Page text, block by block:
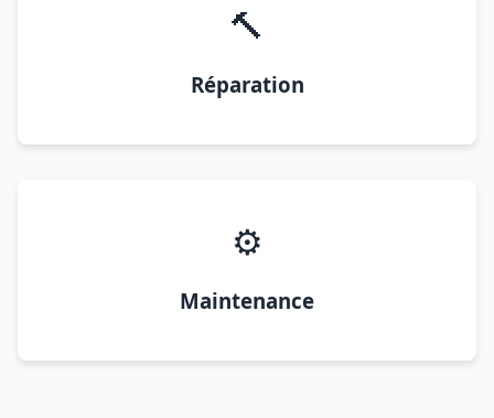
🔨
Réparation
⚙️
Maintenance